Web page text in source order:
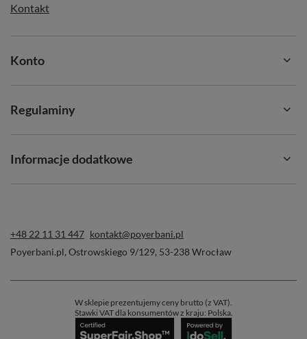
Kontakt
Konto
Regulaminy
Informacje dodatkowe
+48 22 11 31 447 kontakt@poyerbani.pl
Poyerbani.pl, Ostrowskiego 9/129, 53-238Wrocław
W sklepie prezentujemy ceny brutto (z VAT).
Stawki VAT dla konsumentów z kraju: Polska.